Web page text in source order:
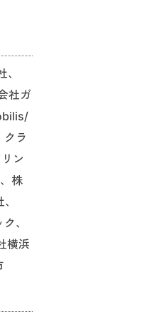
社ガ
クラ
ン
株
、
横浜